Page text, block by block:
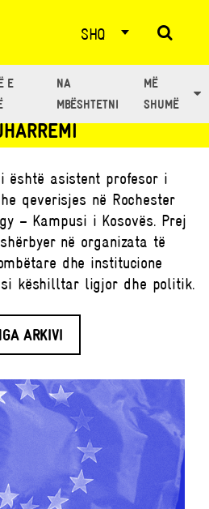
SHQ
E
NA
MBËSHTETNI
MË
SHUMË
NGA: ROBERT
është asistent profesor i
qeverisjes në Rochester
– Kampusi i Kosovës. Prej
në organizata të
dhe institucione
si këshilltar ligjor dhe politik.
ARKIVI